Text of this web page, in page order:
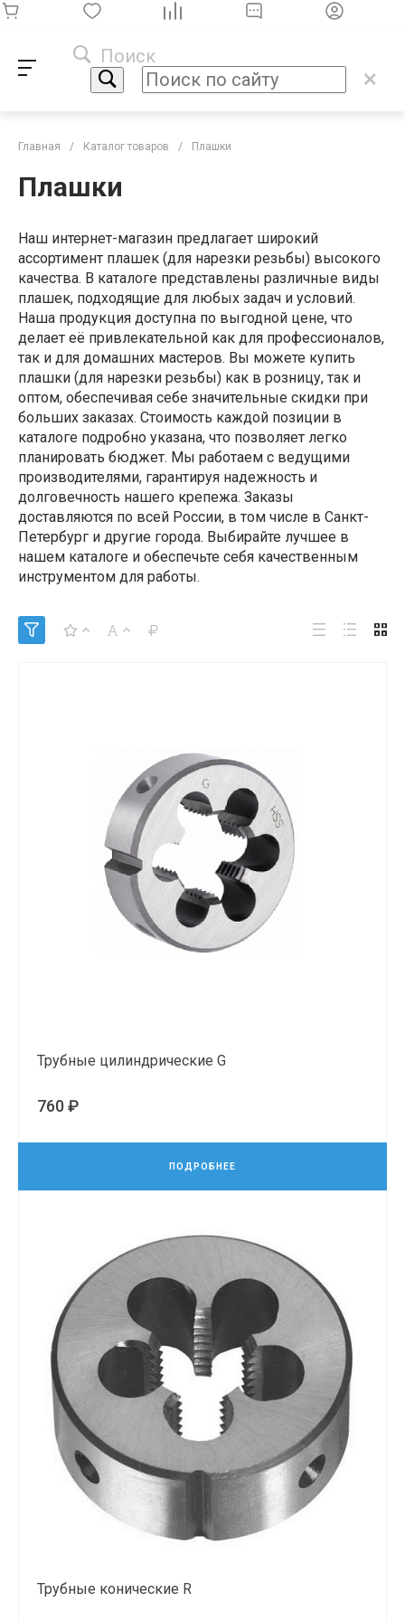
Поиск
Главная / Каталог товаров / Плашки
Плашки
Наш интернет-магазин предлагает широкий
ассортимент плашек (для нарезки резьбы) высокого
качества. В каталоге представлены различные виды
плашек, подходящие для любых задач и условий.
Наша продукция доступна по выгодной цене, что
делает её привлекательной как для профессионалов,
так и для домашних мастеров. Вы можете купить
плашки (для нарезки резьбы) как в розницу, так и
оптом, обеспечивая себе значительные скидки при
больших заказах. Стоимость каждой позиции в
каталоге подробно указана, что позволяет легко
планировать бюджет. Мы работаем с ведущими
производителями, гарантируя надежность и
долговечность нашего крепежа. Заказы
доставляются по всей России, в том числе в Санкт-
Петербург и другие города. Выбирайте лучшее в
нашем каталоге и обеспечьте себя качественным
инструментом для работы.
Трубные цилиндрические G
760 ₽
ПОДРОБНЕЕ
Трубные конические R